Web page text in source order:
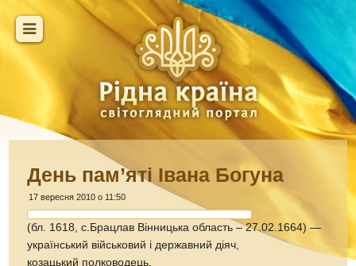
День пам’яті Івана Богуна
17 вересня 2010 о 11:50
(бл. 1618, с.Брацлав Вінницька область – 27.02.1664) —
український військовий і державний діяч,
козацький полководець.